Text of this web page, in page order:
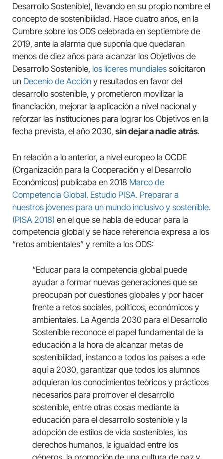
Desarrollo Sostenible), llevando en su propio nombre el
concepto de sostenibilidad. Hace cuatro años, en la
Cumbre sobre los ODS celebrada en septiembre de
2019, ante la alarma que suponía que quedaran
menos de diez años para alcanzar los Objetivos de
Desarrollo Sostenible, los líderes mundiales solicitaron
un Decenio de Acción y resultados en favor del
desarrollo sostenible, y prometieron movilizar la
financiación, mejorar la aplicación a nivel nacional y
reforzar las instituciones para lograr los Objetivos en la
fecha prevista, el año 2030, sin dejar a nadie atrás.
En relación a lo anterior, a nivel europeo la OCDE
(Organización para la Cooperación y el Desarrollo
Económicos) publicaba en 2018 Marco de
Competencia Global. Estudio PISA. Preparar a
nuestros jóvenes para un mundo inclusivo y sostenible.
(PISA 2018) en el que se habla de educar para la
competencia global y se hace referencia expresa a los
“retos ambientales” y remite a los ODS:
“Educar para la competencia global puede
ayudar a formar nuevas generaciones que se
preocupan por cuestiones globales y por hacer
frente a retos sociales, políticos, económicos y
ambientales. La Agenda 2030 para el Desarrollo
Sostenible reconoce el papel fundamental de la
educación a la hora de alcanzar metas de
sostenibilidad, instando a todos los países a «de
aquí a 2030, garantizar que todos los alumnos
adquieran los conocimientos teóricos y prácticos
necesarios para promover el desarrollo
sostenible, entre otras cosas mediante la
educación para el desarrollo sostenible y la
adopción de estilos de vida sostenibles, los
derechos humanos, la igualdad entre los
géneros, la promoción de una cultura de paz y